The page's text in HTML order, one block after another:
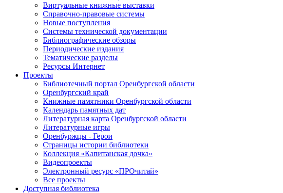
Виртуальные книжные выставки
Справочно-правовые системы
Новые поступления
Cистемы технической документации
Библиографические обзоры
Периодические издания
Тематические разделы
Ресурсы Интернет
Проекты
Библиотечный портал Оренбургской области
Оренбургский край
Книжные памятники Оренбургской области
Календарь памятных дат
Литературная карта Оренбургской области
Литературные игры
Оренбуржцы - Герои
Страницы истории библиотеки
Коллекция «Капитанская дочка»
Видеопроекты
Электронный ресурс «ПРОчитай»
Все проекты
Доступная библиотека